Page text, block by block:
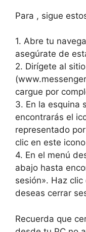
Para , sigue
1. Abre tu
asegúrate de
2.⁢ Dirígete al
cargue por
3. En la esquina
‌encontrarás ‌el⁣
representado
clic en este
4. En el menú
abajo hasta
sesión». Haz
deseas cerrar
Recuerda⁤ que